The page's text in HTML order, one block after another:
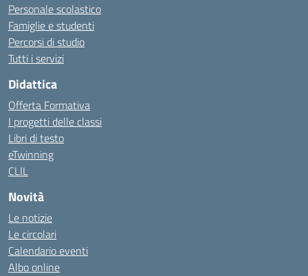
Personale scolastico
Famiglie e studenti
Percorsi di studio
Tutti i servizi
Didattica
Offerta Formativa
I progetti delle classi
Libri di testo
eTwinning
CLIL
Novità
Le notizie
Le circolari
Calendario eventi
Albo online